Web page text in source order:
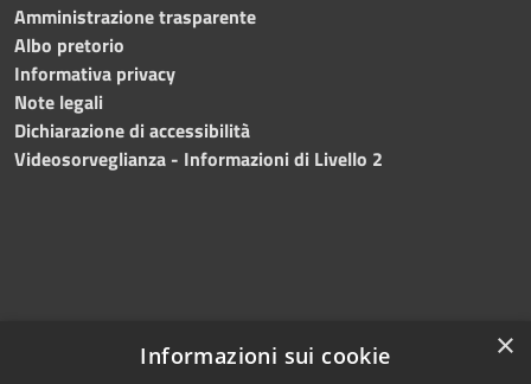
Amministrazione trasparente
Albo pretorio
Informativa privacy
Note legali
Dichiarazione di accessibilità
Videosorveglianza - Informazioni di Livello 2
×
Informazioni sui cookie